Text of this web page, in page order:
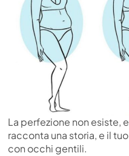
La perfezione non esiste,
racconta una storia, e il
con occhi gentili.